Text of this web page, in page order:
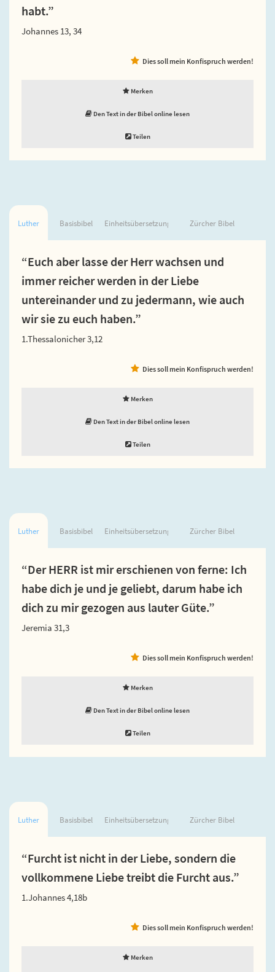
habt.”
Johannes 13, 34
Dies soll mein Konfispruch werden!
Merken
Den Text in der Bibel online lesen
Teilen
Luther Basisbibel Einheitsübersetzung Zürcher Bibel
“Euch aber lasse der Herr wachsen und
immer reicher werden in der Liebe
untereinander und zu jedermann, wie auch
wir sie zu euch haben.”
1.Thessalonicher 3,12
Dies soll mein Konfispruch werden!
Merken
Den Text in der Bibel online lesen
Teilen
Luther Basisbibel Einheitsübersetzung Zürcher Bibel
“Der HERR ist mir erschienen von ferne: Ich
habe dich je und je geliebt, darum habe ich
dich zu mir gezogen aus lauter Güte.”
Jeremia 31,3
Dies soll mein Konfispruch werden!
Merken
Den Text in der Bibel online lesen
Teilen
Luther Basisbibel Einheitsübersetzung Zürcher Bibel
“Furcht ist nicht in der Liebe, sondern die
vollkommene Liebe treibt die Furcht aus.”
1.Johannes 4,18b
Dies soll mein Konfispruch werden!
Merken